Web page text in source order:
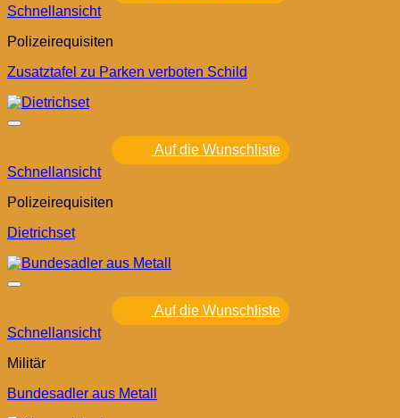
Schnellansicht
Polizeirequisiten
Zusatztafel zu Parken verboten Schild
Auf die Wunschliste
Schnellansicht
Polizeirequisiten
Dietrichset
Auf die Wunschliste
Schnellansicht
Militär
Bundesadler aus Metall